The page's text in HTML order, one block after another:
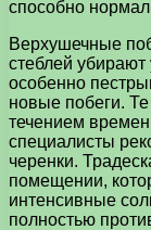
способно
Верхушечные
стеблей
особенно
новые побеги. Те
течением
специалисты
черенки.
помещении,
интенсивные
полностью